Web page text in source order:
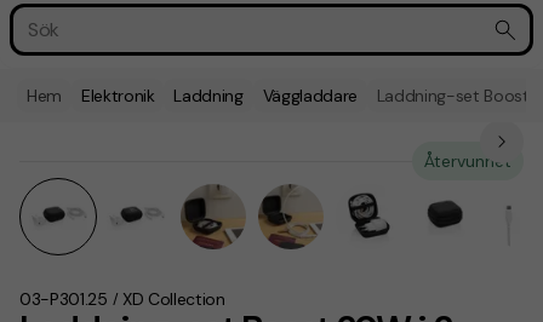
Hem Elektronik Laddning Väggladdare Laddning-set Boost
03-P301.25 / XD Collection
Återvunnet